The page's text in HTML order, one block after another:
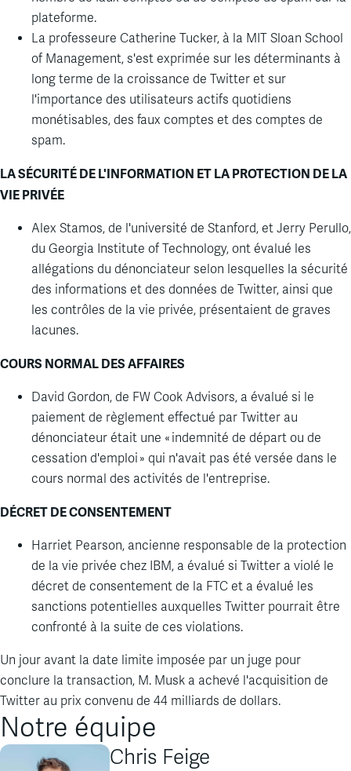
plateforme.
La professeure Catherine Tucker, à la MIT Sloan School
of Management, s'est exprimée sur les déterminants à
long terme de la croissance de Twitter et sur
l'importance des utilisateurs actifs quotidiens
monétisables, des faux comptes et des comptes de
spam.
LA SÉCURITÉ DE L'INFORMATION ET LA PROTECTION DE LA
VIE PRIVÉE
Alex Stamos, de l'université de Stanford, et Jerry Perullo,
du Georgia Institute of Technology, ont évalué les
allégations du dénonciateur selon lesquelles la sécurité
des informations et des données de Twitter, ainsi que
les contrôles de la vie privée, présentaient de graves
lacunes.
COURS NORMAL DES AFFAIRES
David Gordon, de FW Cook Advisors, a évalué si le
paiement de règlement effectué par Twitter au
dénonciateur était une « indemnité de départ ou de
cessation d'emploi » qui n'avait pas été versée dans le
cours normal des activités de l'entreprise.
DÉCRET DE CONSENTEMENT
Harriet Pearson, ancienne responsable de la protection
de la vie privée chez IBM, a évalué si Twitter a violé le
décret de consentement de la FTC et a évalué les
sanctions potentielles auxquelles Twitter pourrait être
confronté à la suite de ces violations.
Un jour avant la date limite imposée par un juge pour
conclure la transaction, M. Musk a achevé l'acquisition de
Twitter au prix convenu de 44 milliards de dollars.
Notre équipe
Chris Feige